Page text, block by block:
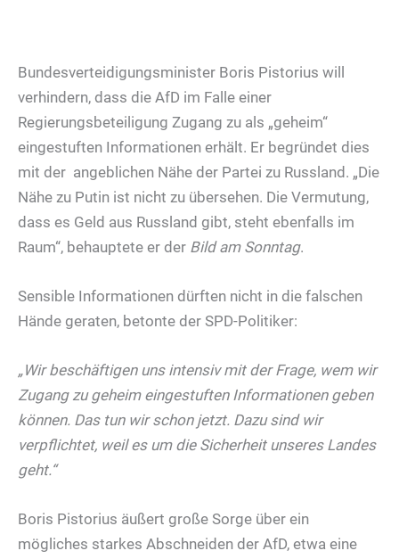
Bundesverteidigungsminister Boris Pistorius will
verhindern, dass die AfD im Falle einer
Regierungsbeteiligung Zugang zu als „geheim“
eingestuften Informationen erhält. Er begründet dies
mit der angeblichen Nähe der Partei zu Russland. „Die
Nähe zu Putin ist nicht zu übersehen. Die Vermutung,
dass es Geld aus Russland gibt, steht ebenfalls im
Raum“, behauptete er der Bild am Sonntag.
Sensible Informationen dürften nicht in die falschen
Hände geraten, betonte der SPD-Politiker:
„Wir beschäftigen uns intensiv mit der Frage, wem wir
Zugang zu geheim eingestuften Informationen geben
können. Das tun wir schon jetzt. Dazu sind wir
verpflichtet, weil es um die Sicherheit unseres Landes
geht.“
Boris Pistorius äußert große Sorge über ein
mögliches starkes Abschneiden der AfD, etwa eine